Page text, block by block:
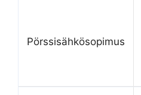
Pörssisähkösopimus